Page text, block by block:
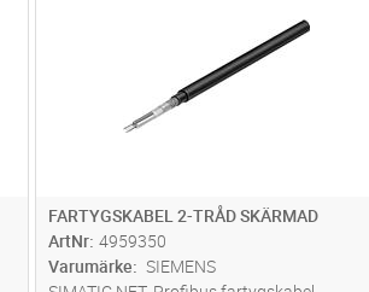
FARTYGSKABEL 2-TRÅD SKÄRMAD
ArtNr 4959350
Varumärke
SIEMENS